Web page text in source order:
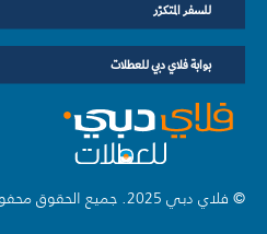
للسفر المتكرّر
بوابة فلاي دبي للعطلات
© فلاي دبي 2025. جميع الحقوق محفوظة.